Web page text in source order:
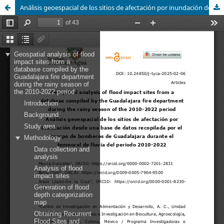
Análisis geoespacial de los sitios de afectación por inundación desde una base de datos recopilada por el cuerpo de bomberos de Guadalajara durante el temporal de lluvia del periodo 2010-2022